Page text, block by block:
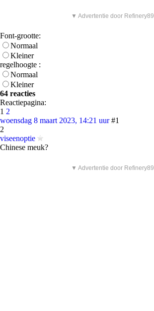
▼ Advertentie door Refinery89
Font-grootte:
Normaal
Kleiner
regelhoogte :
Normaal
Kleiner
64 reacties
Reactiepagina:
1 2
woensdag 8 maart 2023, 14:21 uur #1
2
viseenoptie
Chinese meuk?
▼ Advertentie door Refinery89